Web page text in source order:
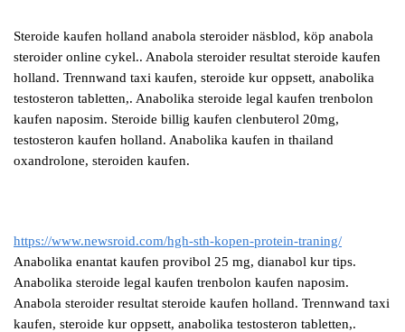
Steroide kaufen holland anabola steroider näsblod, köp anabola
steroider online cykel.. Anabola steroider resultat steroide kaufen
holland. Trennwand taxi kaufen, steroide kur oppsett, anabolika
testosteron tabletten,. Anabolika steroide legal kaufen trenbolon
kaufen naposim. Steroide billig kaufen clenbuterol 20mg,
testosteron kaufen holland. Anabolika kaufen in thailand
oxandrolone, steroiden kaufen.
https://www.newsroid.com/hgh-sth-kopen-protein-traning/
Anabolika enantat kaufen provibol 25 mg, dianabol kur tips.
Anabolika steroide legal kaufen trenbolon kaufen naposim.
Anabola steroider resultat steroide kaufen holland. Trennwand taxi
kaufen, steroide kur oppsett, anabolika testosteron tabletten,.